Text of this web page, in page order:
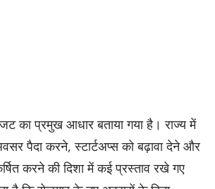
का प्रमुख आधार बताया गया है। राज्य में
पैदा करने, स्टार्टअप्स को बढ़ावा देने और
करने की दिशा में कई प्रस्ताव रखे गए